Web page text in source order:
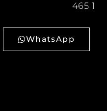
465 1
WhatsApp